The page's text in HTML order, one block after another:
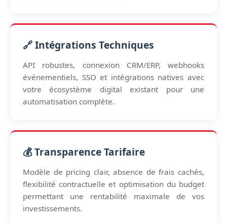
🔗 Intégrations Techniques
API robustes, connexion CRM/ERP, webhooks
événementiels, SSO et intégrations natives avec
votre écosystème digital existant pour une
automatisation complète.
💰 Transparence Tarifaire
Modèle de pricing clair, absence de frais cachés,
flexibilité contractuelle et optimisation du budget
permettant une rentabilité maximale de vos
investissements.